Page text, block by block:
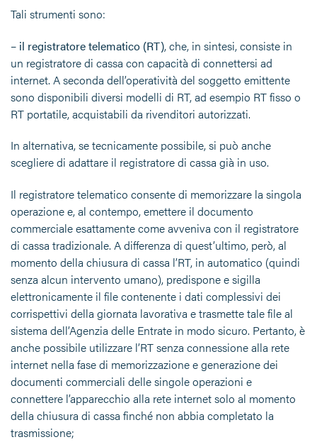
Tali strumenti sono:
– il registratore telematico (RT), che, in sintesi, consiste in
un registratore di cassa con capacità di connettersi ad
internet. A seconda dell’operatività del soggetto emittente
sono disponibili diversi modelli di RT, ad esempio RT fisso o
RT portatile, acquistabili da rivenditori autorizzati.
In alternativa, se tecnicamente possibile, si può anche
scegliere di adattare il registratore di cassa già in uso.
Il registratore telematico consente di memorizzare la singola
operazione e, al contempo, emettere il documento
commerciale esattamente come avveniva con il registratore
di cassa tradizionale. A differenza di quest’ultimo, però, al
momento della chiusura di cassa l’RT, in automatico (quindi
senza alcun intervento umano), predispone e sigilla
elettronicamente il file contenente i dati complessivi dei
corrispettivi della giornata lavorativa e trasmette tale file al
sistema dell’Agenzia delle Entrate in modo sicuro. Pertanto, è
anche possibile utilizzare l’RT senza connessione alla rete
internet nella fase di memorizzazione e generazione dei
documenti commerciali delle singole operazioni e
connettere l’apparecchio alla rete internet solo al momento
della chiusura di cassa finché non abbia completato la
trasmissione;